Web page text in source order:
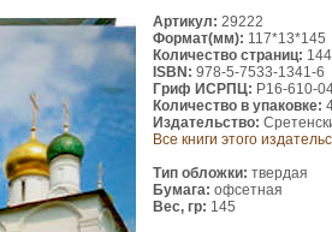
Артикул: 29222
Формат(мм): 117*13*145
Количество страниц: 144
ISBN: 978-5-7533-1341-6
Гриф ИСРПЦ: Р16-610-
Количество в упаковке:
Издательство:
Все книги этого
Тип обложки: твердая
Бумага: офсетная
Вес, гр: 145